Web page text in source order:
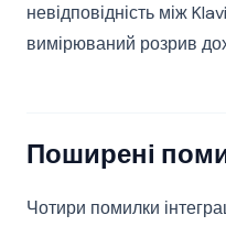
невідповідність між
вимірюваний розрив
Поширені
Чотири помилки